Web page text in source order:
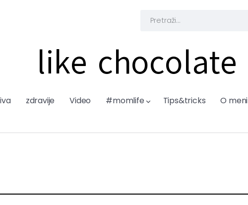
like chocolate
zdravije Video #momlife Tips&tricks O meni